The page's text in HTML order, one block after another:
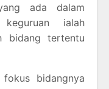
ada dalam
ialah
bidang tertentu
bidangnya